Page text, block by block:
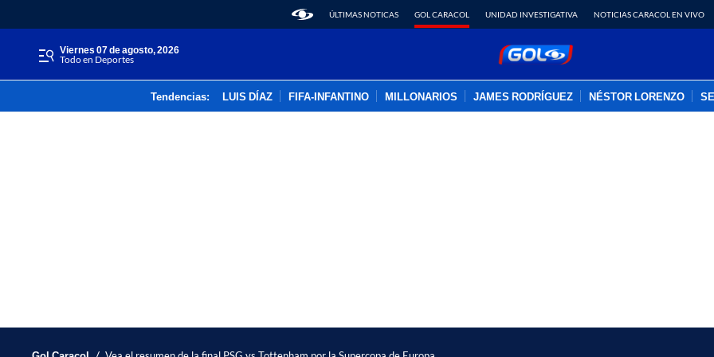
ÚLTIMAS NOTICAS GOL CARACOL UNIDAD INVESTIGATIVA NOTICIAS CARACOL EN VIVO
viernes 07 de agosto, 2026
Todo en Deportes
Tendencias: LUIS DÍAZ FIFA-INFANTINO MILLONARIOS JAMES RODRÍGUEZ NÉSTOR LORENZO